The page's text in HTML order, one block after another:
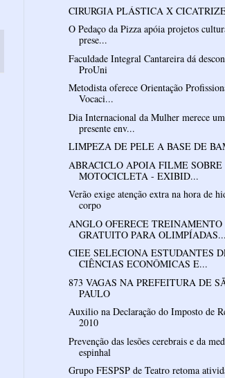
CIRURGIA PLÁSTICA X
O Pedaço da Pizza apóia projetos
prese...
Faculdade Integral Cantareira dá
ProUni
Metodista oferece Orientação
Vocaci...
Dia Internacional da Mulher merece um
presente env...
LIMPEZA DE PELE A BASE DE
ABRACICLO APOIA FILME SOBRE
MOTOCICLETA - EXIBID...
Verão exige atenção extra na hora de
corpo
ANGLO OFERECE TREINAMENTO
GRATUITO PARA OLIMPÍADAS...
CIEE SELECIONA ESTUDANTES
CIÊNCIAS ECONÔMICAS E...
873 VAGAS NA PREFEITURA DE
PAULO
Auxilio na Declaração do Imposto de
2010
Prevenção das lesões cerebrais e da
espinhal
Grupo FESPSP de Teatro retoma